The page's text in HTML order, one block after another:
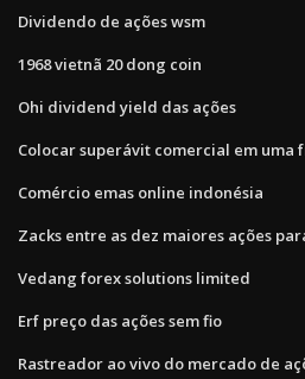
Dividendo de ações wsm
1968 vietnã 20 dong coin
Ohi dividend yield das ações
Colocar superávit comercial em uma
Comércio emas online indonésia
Zacks entre as dez maiores ações
Vedang forex solutions limited
Erf preço das ações sem fio
Rastreador ao vivo do mercado de